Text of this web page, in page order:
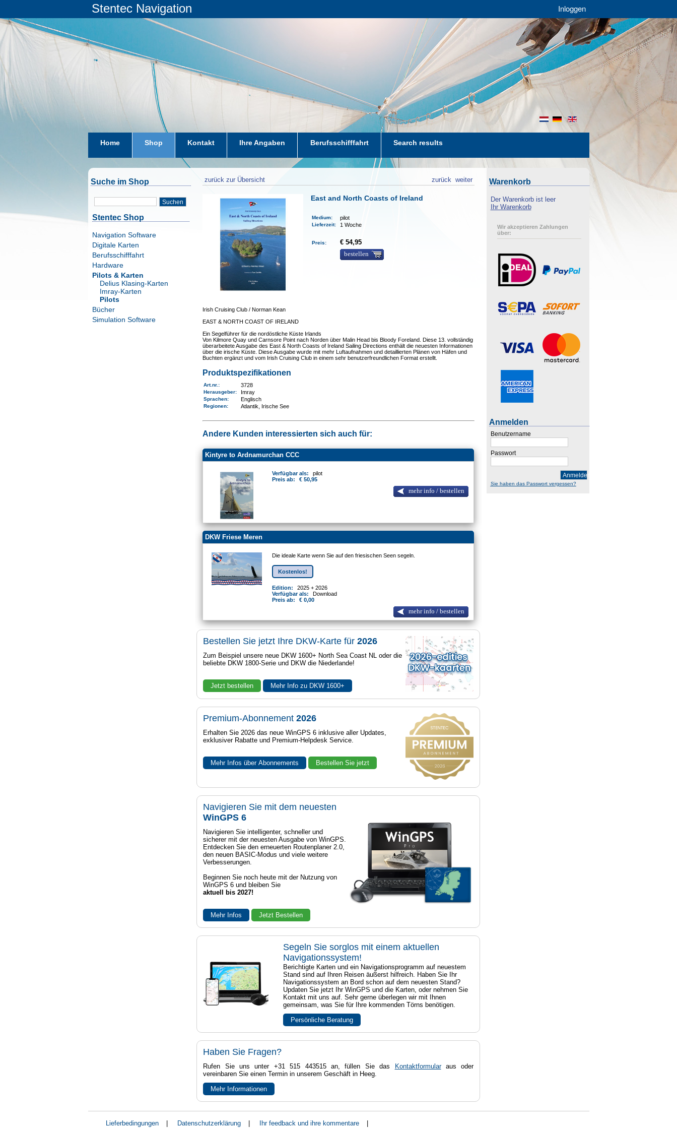
Stentec Navigation Inloggen
en
de
nl
Home Shop Kontakt Ihre Angaben Berufsschifffahrt Search results
Suche im Shop
Suchen
Stentec Shop
Navigation Software
Digitale Karten
Berufsschifffahrt
Hardware
Pilots & Karten
Delius Klasing-Karten
Imray-Karten
Pilots
Bücher
Simulation Software
zurück zur Übersicht weiter
zurück
East and North Coasts of Ireland
Medium: pilot
Lieferzeit: 1 Woche
Preis:
€ 54,95
bestellen
Irish Cruising Club / Norman Kean
EAST & NORTH COAST OF IRELAND
Ein Segelführer für die nordöstliche Küste Irlands
Von Kilmore Quay und Carnsore Point nach Norden über Malin Head bis Bloody Foreland. Diese 13. vollständig
überarbeitete Ausgabe des East & North Coasts of Ireland Sailing Directions enthält die neuesten Informationen
über die irische Küste. Diese Ausgabe wurde mit mehr Luftaufnahmen und detaillierten Plänen von Häfen und
Buchten ergänzt und vom Irish Cruising Club in einem sehr benutzerfreundlichen Format erstellt.
Produktspezifikationen
Art.nr. : 3728
Herausgeber: Imray
Sprachen: Englisch
Regionen: Atlantik, Irische See
Andere Kunden interessierten sich auch für:
Kintyre to Ardnamurchan CCC
Verfügbar als:
pilot
Preis ab:
€ 50,95
mehr info / bestellen
DKW Friese Meren
Die ideale Karte wenn Sie auf den friesischen Seen segeln.
Kostenlos!
Edition:
2025 + 2026
Verfügbar als:
Download
Preis ab:
€ 0,00
mehr info / bestellen
Bestellen Sie jetzt Ihre DKW-Karte für2026
Zum Beispiel unsere neue DKW 1600+ North Sea Coast NL oder die
beliebte DKW 1800-Serie und DKW die Niederlande!
Jetzt bestellen Mehr Info zu DKW 1600+
Premium-Abonnement2026
Erhalten Sie 2026 das neue WinGPS 6 inklusive aller Updates,
exklusiver Rabatte und Premium-Helpdesk Service.
Mehr Infos über Abonnements Bestellen Sie jetzt
Navigieren Sie mit dem neuesten
WinGPS 6
Navigieren Sie intelligenter, schneller und
sicherer mit der neuesten Ausgabe von WinGPS.
Entdecken Sie den erneuerten Routenplaner 2.0,
den neuen BASIC-Modus und viele weitere
Verbesserungen.
Beginnen Sie noch heute mit der Nutzung von
WinGPS 6 und bleiben Sie
aktuell bis 2027!
Mehr Infos Jetzt Bestellen
Segeln Sie sorglos mit einem aktuellen
Navigationssystem!
Berichtigte Karten und ein Navigationsprogramm auf neuestem
Stand sind auf Ihren Reisen äußerst hilfreich. Haben Sie Ihr
Navigationssystem an Bord schon auf dem neuesten Stand?
Updaten Sie jetzt Ihr WinGPS und die Karten, oder nehmen Sie
Kontakt mit uns auf. Sehr gerne überlegen wir mit Ihnen
gemeinsam, was Sie für Ihre kommenden Törns benötigen.
Persönliche Beratung
Haben Sie Fragen?
Rufen Sie uns unter +31 515 443515 an, füllen Sie das Kontaktformularaus oder
vereinbaren Sie einen Termin in unserem Geschäft in Heeg.
Mehr Informationen
Warenkorb
Der Warenkorb ist leer
Ihr Warenkorb
Wir akzeptieren Zahlungen
über:
Anmelden
Benutzername
Passwort
Anmelden
Sie haben das Passwort vergessen?
Lieferbedingungen | Datenschutzerklärung | Ihr feedback und ihre kommentare |